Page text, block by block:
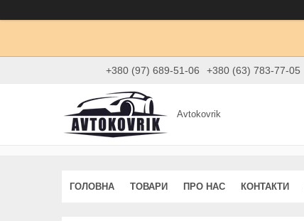
+380 (97) 689-51-06 +380 (63) 783-77-05
Avtokovrik
ГОЛОВНА ТОВАРИ ПРО НАС КОНТАКТИ